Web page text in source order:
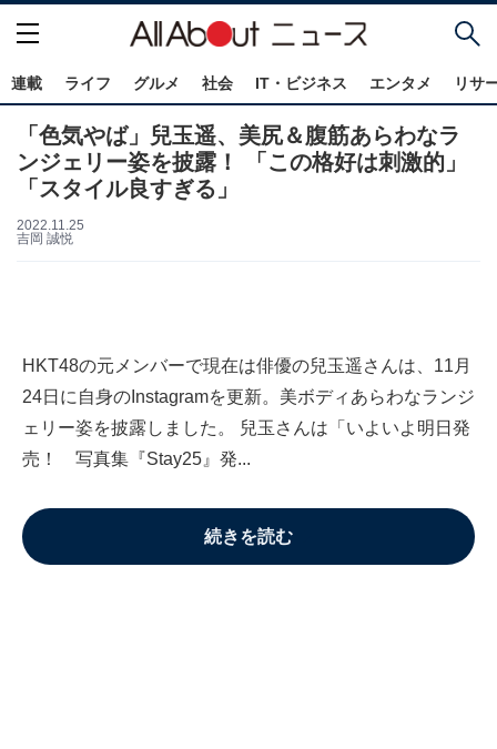
連載 ライフ グルメ 社会 IT・ビジネス エンタメ リサ
「色気やば」兒玉遥、美尻＆腹筋あらわなラ
ンジェリー姿を披露！ 「この格好は刺激的」
「スタイル良すぎる」
2022.11.25
吉岡 誠悦
HKT48の元メンバーで現在は俳優の兒玉遥さんは、11月
24日に自身のInstagramを更新。美ボディあらわなランジ
ェリー姿を披露しました。 兒玉さんは「いよいよ明日発
売！ 写真集『Stay25』発...
続きを読む